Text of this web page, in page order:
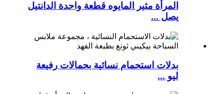
المرأة مثير المايوه قطعة واحدة الدانتيل
يصل ...
بدلات استحمام نسائية بحمالات رفيعة
ليو ...